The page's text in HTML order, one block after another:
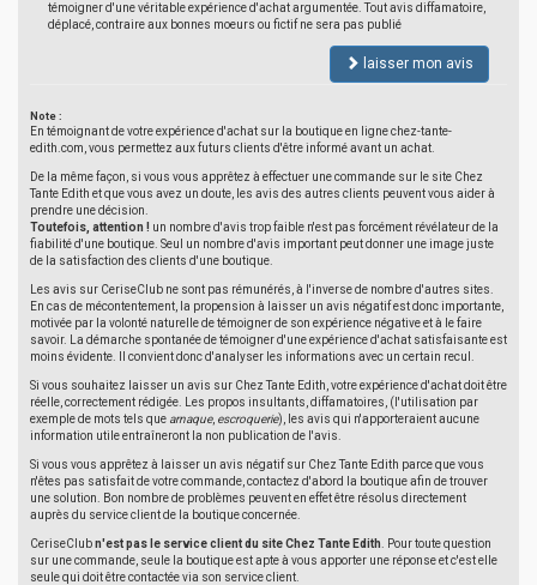
témoigner d'une véritable expérience d'achat argumentée. Tout avis diffamatoire,
déplacé, contraire aux bonnes moeurs ou fictif ne sera pas publié
laisser mon avis
Note :
En témoignant de votre expérience d'achat sur la boutique en ligne chez-tante-
edith.com, vous permettez aux futurs clients d'être informé avant un achat.
De la même façon, si vous vous apprêtez à effectuer une commande sur le site Chez
Tante Edith et que vous avez un doute, les avis des autres clients peuvent vous aider à
prendre une décision.
Toutefois, attention ! un nombre d'avis trop faible n'est pas forcément révélateur de la
fiabilité d'une boutique. Seul un nombre d'avis important peut donner une image juste
de la satisfaction des clients d'une boutique.
Les avis sur CeriseClub ne sont pas rémunérés, à l'inverse de nombre d'autres sites.
En cas de mécontentement, la propension à laisser un avis négatif est donc importante,
motivée par la volonté naturelle de témoigner de son expérience négative et à le faire
savoir. La démarche spontanée de témoigner d'une expérience d'achat satisfaisante est
moins évidente. Il convient donc d'analyser les informations avec un certain recul.
Si vous souhaitez laisser un avis sur Chez Tante Edith, votre expérience d'achat doit être
réelle, correctement rédigée. Les propos insultants, diffamatoires, (l'utilisation par
exemple de mots tels que arnaque, escroquerie), les avis qui n'apporteraient aucune
information utile entraîneront la non publication de l'avis.
Si vous vous apprêtez à laisser un avis négatif sur Chez Tante Edith parce que vous
n'êtes pas satisfait de votre commande, contactez d'abord la boutique afin de trouver
une solution. Bon nombre de problèmes peuvent en effet être résolus directement
auprès du service client de la boutique concernée.
CeriseClubn'est pas le service client du site Chez Tante Edith . Pour toute question
sur une commande, seule la boutique est apte à vous apporter une réponse et c'est elle
seule qui doit être contactée via son service client.